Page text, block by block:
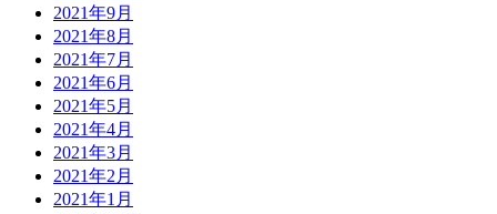
2021年9月
2021年8月
2021年7月
2021年6月
2021年5月
2021年4月
2021年3月
2021年2月
2021年1月